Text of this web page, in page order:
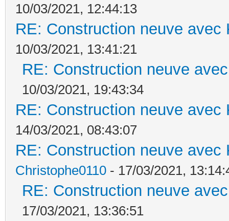
10/03/2021, 12:44:13
RE: Construction neuve avec
10/03/2021, 13:41:21
RE: Construction neuve
10/03/2021, 19:43:34
RE: Construction neuve avec
14/03/2021, 08:43:07
RE: Construction neuve avec
Christophe0110 - 17/03/2021,
RE: Construction neuve
17/03/2021, 13:36:51